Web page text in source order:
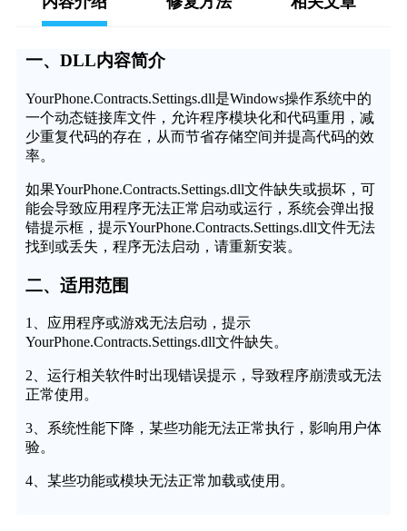
一、DLL内容简介
YourPhone.Contracts.Settings.dll是Windows操作系统中的
一个动态链接库文件，允许程序模块化和代码重用，减
少重复代码的存在，从而节省存储空间并提高代码的效
率。
如果YourPhone.Contracts.Settings.dll文件缺失或损坏，可
能会导致应用程序无法正常启动或运行，系统会弹出报
错提示框，提示YourPhone.Contracts.Settings.dll文件无法
找到或丢失，程序无法启动，请重新安装。
二、适用范围
1、应用程序或游戏无法启动，提示
YourPhone.Contracts.Settings.dll文件缺失。
2、运行相关软件时出现错误提示，导致程序崩溃或无法
正常使用。
3、系统性能下降，某些功能无法正常执行，影响用户体
验。
4、某些功能或模块无法正常加载或使用。